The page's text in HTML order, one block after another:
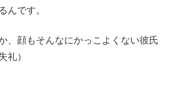
んです。
、顔もそんなにかっこよくない彼氏
礼）